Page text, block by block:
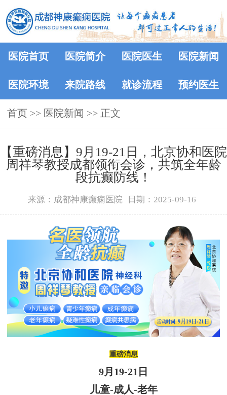
医院首页 医院简介 医院医生 医院新闻
医院环境 来院路线 就诊流程 预约医生
首页 >> 医院新闻 >> 正文
【重磅消息】9月19-21日，北京协和医院
周祥琴教授成都领衔会诊，共筑全年龄
段抗癫防线！
来源：成都神康癫痫医院 日期：2025-09-16
重磅消息
9月 19-21 日
儿童-成人-老年